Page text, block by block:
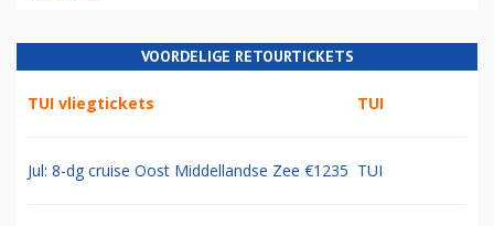
VOORDELIGE RETOURTICKETS
TUI vliegtickets TUI
Jul: 8-dg cruise Oost Middellandse Zee €1235 TUI